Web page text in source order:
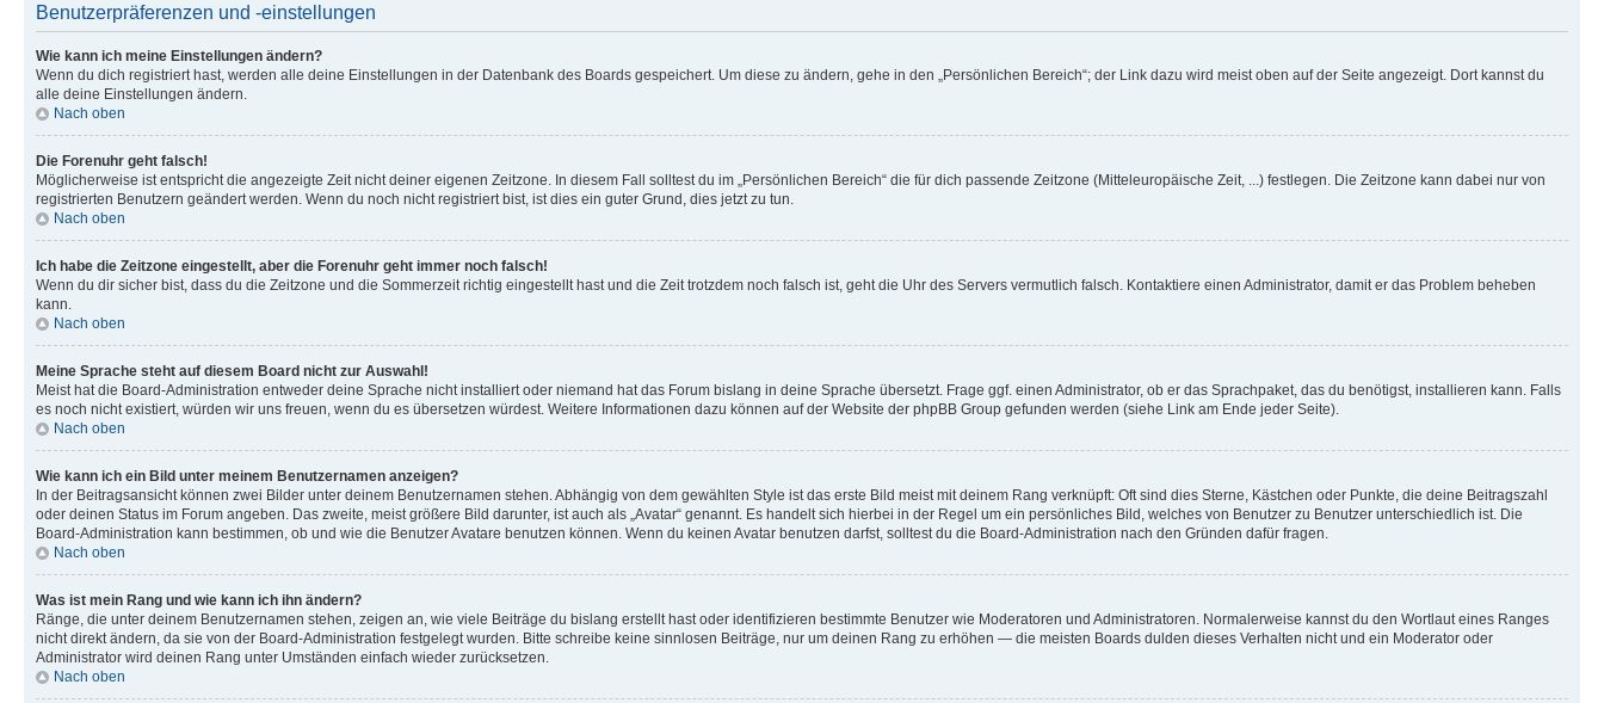
Benutzerpräferenzen und -einstellungen
Wie kann ich meine Einstellungen ändern?
Wenn du dich registriert hast, werden alle deine Einstellungen in der Datenbank des Boards gespeichert. Um diese zu ändern, gehe in den „Persönlichen Bereich“; der Link dazu wird meist oben auf der Seite angezeigt. Dort kannst du
alle deine Einstellungen ändern.
Nach oben
Die Forenuhr geht falsch!
Möglicherweise ist entspricht die angezeigte Zeit nicht deiner eigenen Zeitzone. In diesem Fall solltest du im „Persönlichen Bereich“ die für dich passende Zeitzone (Mitteleuropäische Zeit, ...) festlegen. Die Zeitzone kann dabei nur von
registrierten Benutzern geändert werden. Wenn du noch nicht registriert bist, ist dies ein guter Grund, dies jetzt zu tun.
Nach oben
Ich habe die Zeitzone eingestellt, aber die Forenuhr geht immer noch falsch!
Wenn du dir sicher bist, dass du die Zeitzone und die Sommerzeit richtig eingestellt hast und die Zeit trotzdem noch falsch ist, geht die Uhr des Servers vermutlich falsch. Kontaktiere einen Administrator, damit er das Problem beheben
kann.
Nach oben
Meine Sprache steht auf diesem Board nicht zur Auswahl!
Meist hat die Board-Administration entweder deine Sprache nicht installiert oder niemand hat das Forum bislang in deine Sprache übersetzt. Frage ggf. einen Administrator, ob er das Sprachpaket, das du benötigst, installieren kann. Falls
es noch nicht existiert, würden wir uns freuen, wenn du es übersetzen würdest. Weitere Informationen dazu können auf der Website der phpBB Group gefunden werden (siehe Link am Ende jeder Seite).
Nach oben
Wie kann ich ein Bild unter meinem Benutzernamen anzeigen?
In der Beitragsansicht können zwei Bilder unter deinem Benutzernamen stehen. Abhängig von dem gewählten Style ist das erste Bild meist mit deinem Rang verknüpft: Oft sind dies Sterne, Kästchen oder Punkte, die deine Beitragszahl
oder deinen Status im Forum angeben. Das zweite, meist größere Bild darunter, ist auch als „Avatar“ genannt. Es handelt sich hierbei in der Regel um ein persönliches Bild, welches von Benutzer zu Benutzer unterschiedlich ist. Die
Board-Administration kann bestimmen, ob und wie die Benutzer Avatare benutzen können. Wenn du keinen Avatar benutzen darfst, solltest du die Board-Administration nach den Gründen dafür fragen.
Nach oben
Was ist mein Rang und wie kann ich ihn ändern?
Ränge, die unter deinem Benutzernamen stehen, zeigen an, wie viele Beiträge du bislang erstellt hast oder identifizieren bestimmte Benutzer wie Moderatoren und Administratoren. Normalerweise kannst du den Wortlaut eines Ranges
nicht direkt ändern, da sie von der Board-Administration festgelegt wurden. Bitte schreibe keine sinnlosen Beiträge, nur um deinen Rang zu erhöhen — die meisten Boards dulden dieses Verhalten nicht und ein Moderator oder
Administrator wird deinen Rang unter Umständen einfach wieder zurücksetzen.
Nach oben